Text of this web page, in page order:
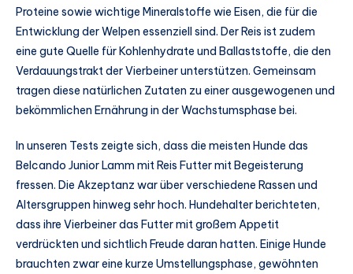
Proteine sowie wichtige Mineralstoffe wie Eisen, die für die
Entwicklung der Welpen essenziell sind. Der Reis ist zudem
eine gute Quelle für Kohlenhydrate und Ballaststoffe, die den
Verdauungstrakt der Vierbeiner unterstützen. Gemeinsam
tragen diese natürlichen Zutaten zu einer ausgewogenen und
bekömmlichen Ernährung in der Wachstumsphase bei.
In unseren Tests zeigte sich, dass die meisten Hunde das
Belcando Junior Lamm mit Reis Futter mit Begeisterung
fressen. Die Akzeptanz war über verschiedene Rassen und
Altersgruppen hinweg sehr hoch. Hundehalter berichteten,
dass ihre Vierbeiner das Futter mit großem Appetit
verdrückten und sichtlich Freude daran hatten. Einige Hunde
brauchten zwar eine kurze Umstellungsphase, gewöhnten